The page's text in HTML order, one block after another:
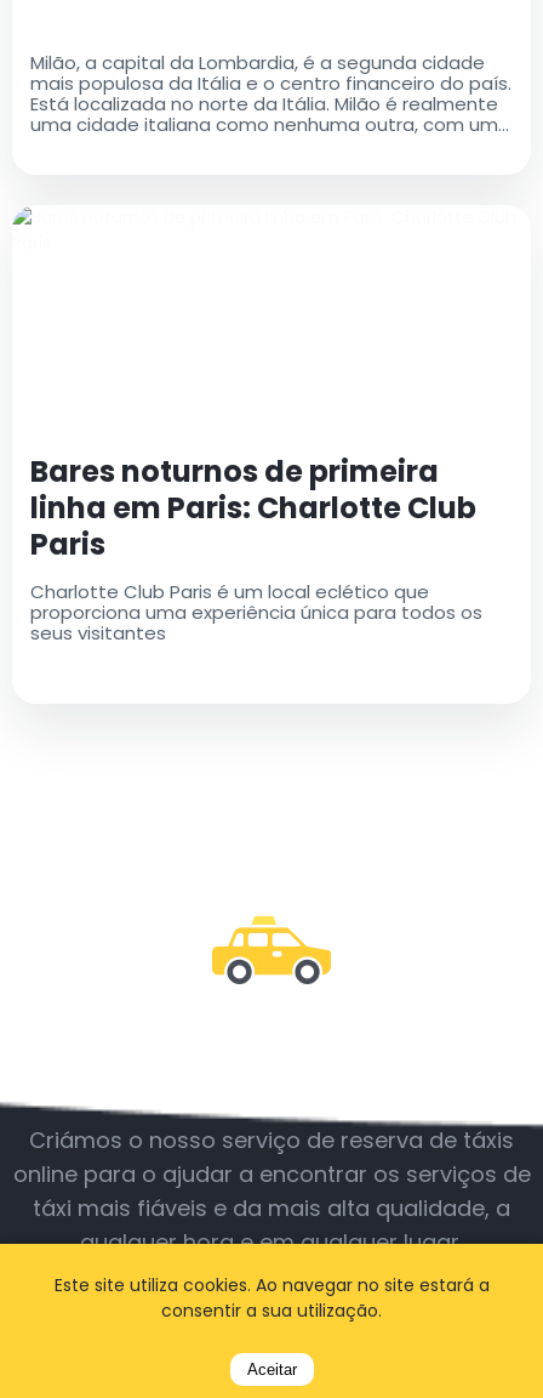
Milão, a capital da Lombardia, é a segunda cidade
mais populosa da Itália e o centro financeiro do país.
Está localizada no norte da Itália. Milão é realmente
uma cidade italiana como nenhuma outra, com uma
Bares noturnos de primeira
linha em Paris: Charlotte Club
Paris
Charlotte Club Paris é um local eclético que
proporciona uma experiência única para todos os
seus visitantes
Criámos o nosso serviço de reserva de táxis
online para o ajudar a encontrar os serviços de
táxi mais fiáveis e da mais alta qualidade, a
qualquer hora e em qualquer lugar.
BOOK A TAXI
Este site utiliza cookies. Ao navegar no site estará a
consentir a sua utilização.
Aceitar